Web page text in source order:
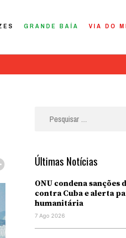
GRANDE BAÍA VIA DO
Últimas Notícias
ONU condena sanções
contra Cuba e alerta
humanitária
7 Ago 2026